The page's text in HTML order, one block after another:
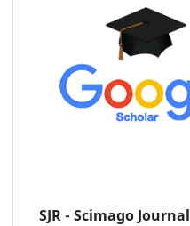
SJR - Scimago Journal